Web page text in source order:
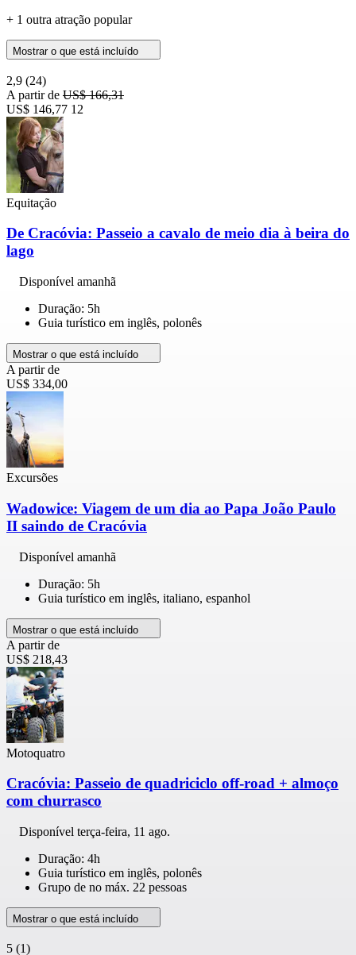
+ 1 outra atração popular
Mostrar o que está incluído
2,9 (24)
A partir de US$ 166,31
US$ 146,77 12
Equitação
De Cracóvia: Passeio a cavalo de meio dia à beira do
lago
Disponível amanhã
Duração: 5h
Guia turístico em inglês, polonês
Mostrar o que está incluído
A partir de
US$ 334,00
Excursões
Wadowice: Viagem de um dia ao Papa João Paulo
II saindo de Cracóvia
Disponível amanhã
Duração: 5h
Guia turístico em inglês, italiano, espanhol
Mostrar o que está incluído
A partir de
US$ 218,43
Motoquatro
Cracóvia: Passeio de quadriciclo off-road + almoço
com churrasco
Disponível terça-feira, 11 ago.
Duração: 4h
Guia turístico em inglês, polonês
Grupo de no máx. 22 pessoas
Mostrar o que está incluído
5 (1)